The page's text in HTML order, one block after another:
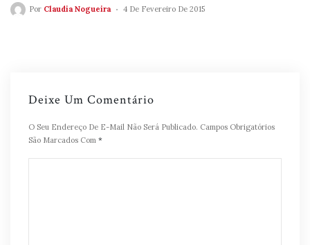
Por Claudia Nogueira 4 De Fevereiro De 2015
Deixe Um Comentário
O Seu Endereço De E-Mail Não Será Publicado. Campos Obrigatórios
São Marcados Com *